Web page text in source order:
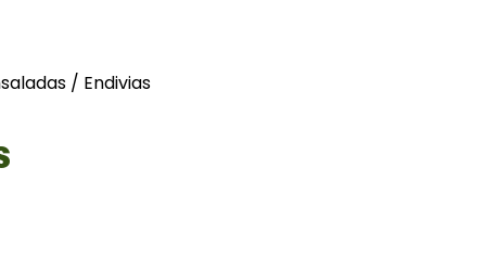
/ Endivias